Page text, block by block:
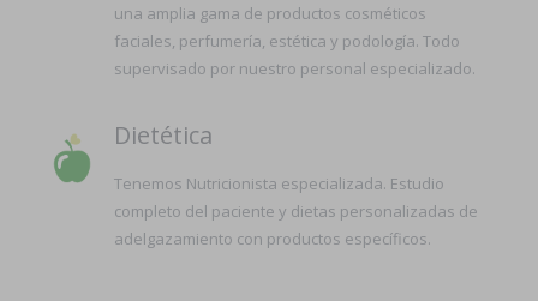
una amplia gama de productos cosméticos
faciales, perfumería, estética y podología. Todo
supervisado por nuestro personal especializado.
Dietética
Tenemos Nutricionista especializada. Estudio
completo del paciente y dietas personalizadas de
adelgazamiento con productos específicos.